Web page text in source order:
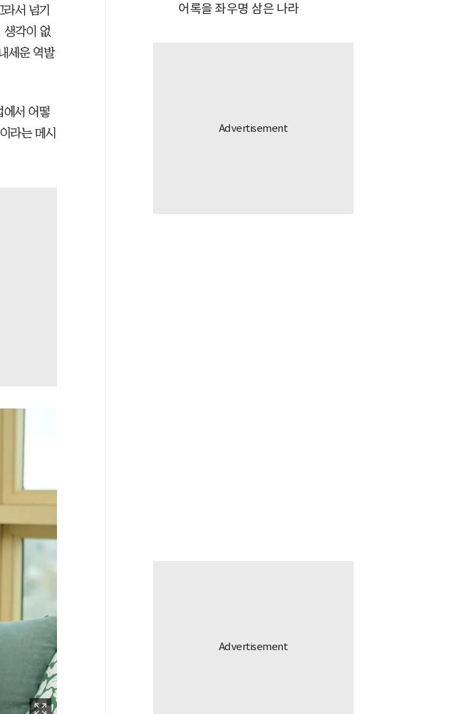
서 넘기
생각이 없
세운 역발
에서 어떻
라는 메시
어록을 좌우명 삼은 나라